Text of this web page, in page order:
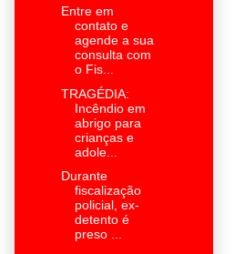
Entre em
contato e
agende a sua
consulta com
o Fis...
TRAGÉDIA:
Incêndio em
abrigo para
crianças e
adole...
Durante
fiscalização
policial, ex-
detento é
preso ...